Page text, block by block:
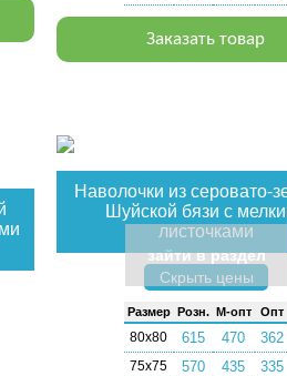
Заказать товар
Наволочки из серовато-
Шуйской бязи с
листочками
зайти в раздел
Скрыть цены
Раз­мер Розн. М-опт Опт
80х80 615 470 362
75х75 570 435 335